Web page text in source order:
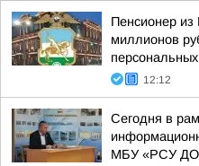
Пенсионер
миллионов
12:12
Сегодня в
МБУ «РСУ